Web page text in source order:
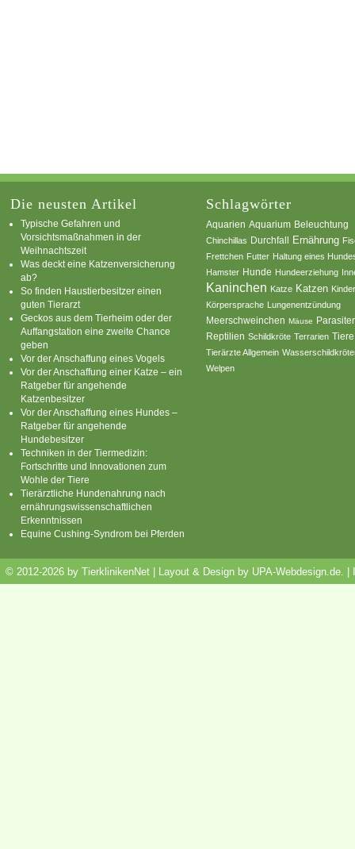
Die neusten Artikel
Typische Gefahren und
Vorsichtsmaßnahmen in der
Weihnachtszeit
Was deckt eine Katzenversicherung
ab?
So finden Haustierbesitzer einen
guten Tierarzt
Geckos aus dem Tierheim oder der
Auffangstation eine zweite Chance
geben
Vor der Anschaffung eines Vogels
Vor der Anschaffung einer Katze – ein
Ratgeber für angehende
Katzenbesitzer
Vor der Anschaffung eines Hundes –
Ratgeber für angehende
Hundebesitzer
Techniken in der Tiermedizin:
Fortschritte und Innovationen zum
Wohle der Tiere
Tierärztliche Hundenahrung nach
ernährungswissenschaftlichen
Erkenntnissen
Equine Cushing-Syndrom bei Pferden
Schlagwörter
Aquarien Aquarium Beleuchtung
Chinchillas Durchfall Ernährung
Frettchen Futter Haltung eines
Hamster Hunde Hundeerziehung
Kaninchen Katze Katzen
Körpersprache Lungenentzündung
Meerschweinchen Mäuse
Reptilien Schildkröte Terrarien Tiere
Tierärzte Allgemein
Welpen
© 2012-2026 by TierklinikenNet | Layout & Design by UPA-Webdesign.de.